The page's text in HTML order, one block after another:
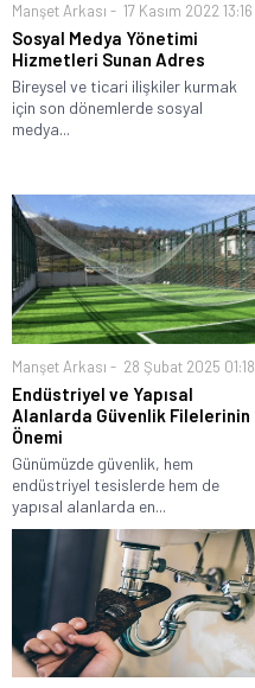
Manşet Arkası 17 Kasım 2022 13:16
Sosyal Medya Yönetimi
Hizmetleri Sunan Adres
Bireysel ve ticari ilişkiler kurmak
için son dönemlerde sosyal
medya...
Manşet Arkası 28 Şubat 2025 01:18
Endüstriyel ve Yapısal
Alanlarda Güvenlik Filelerinin
Önemi
Günümüzde güvenlik, hem
endüstriyel tesislerde hem de
yapısal alanlarda en...